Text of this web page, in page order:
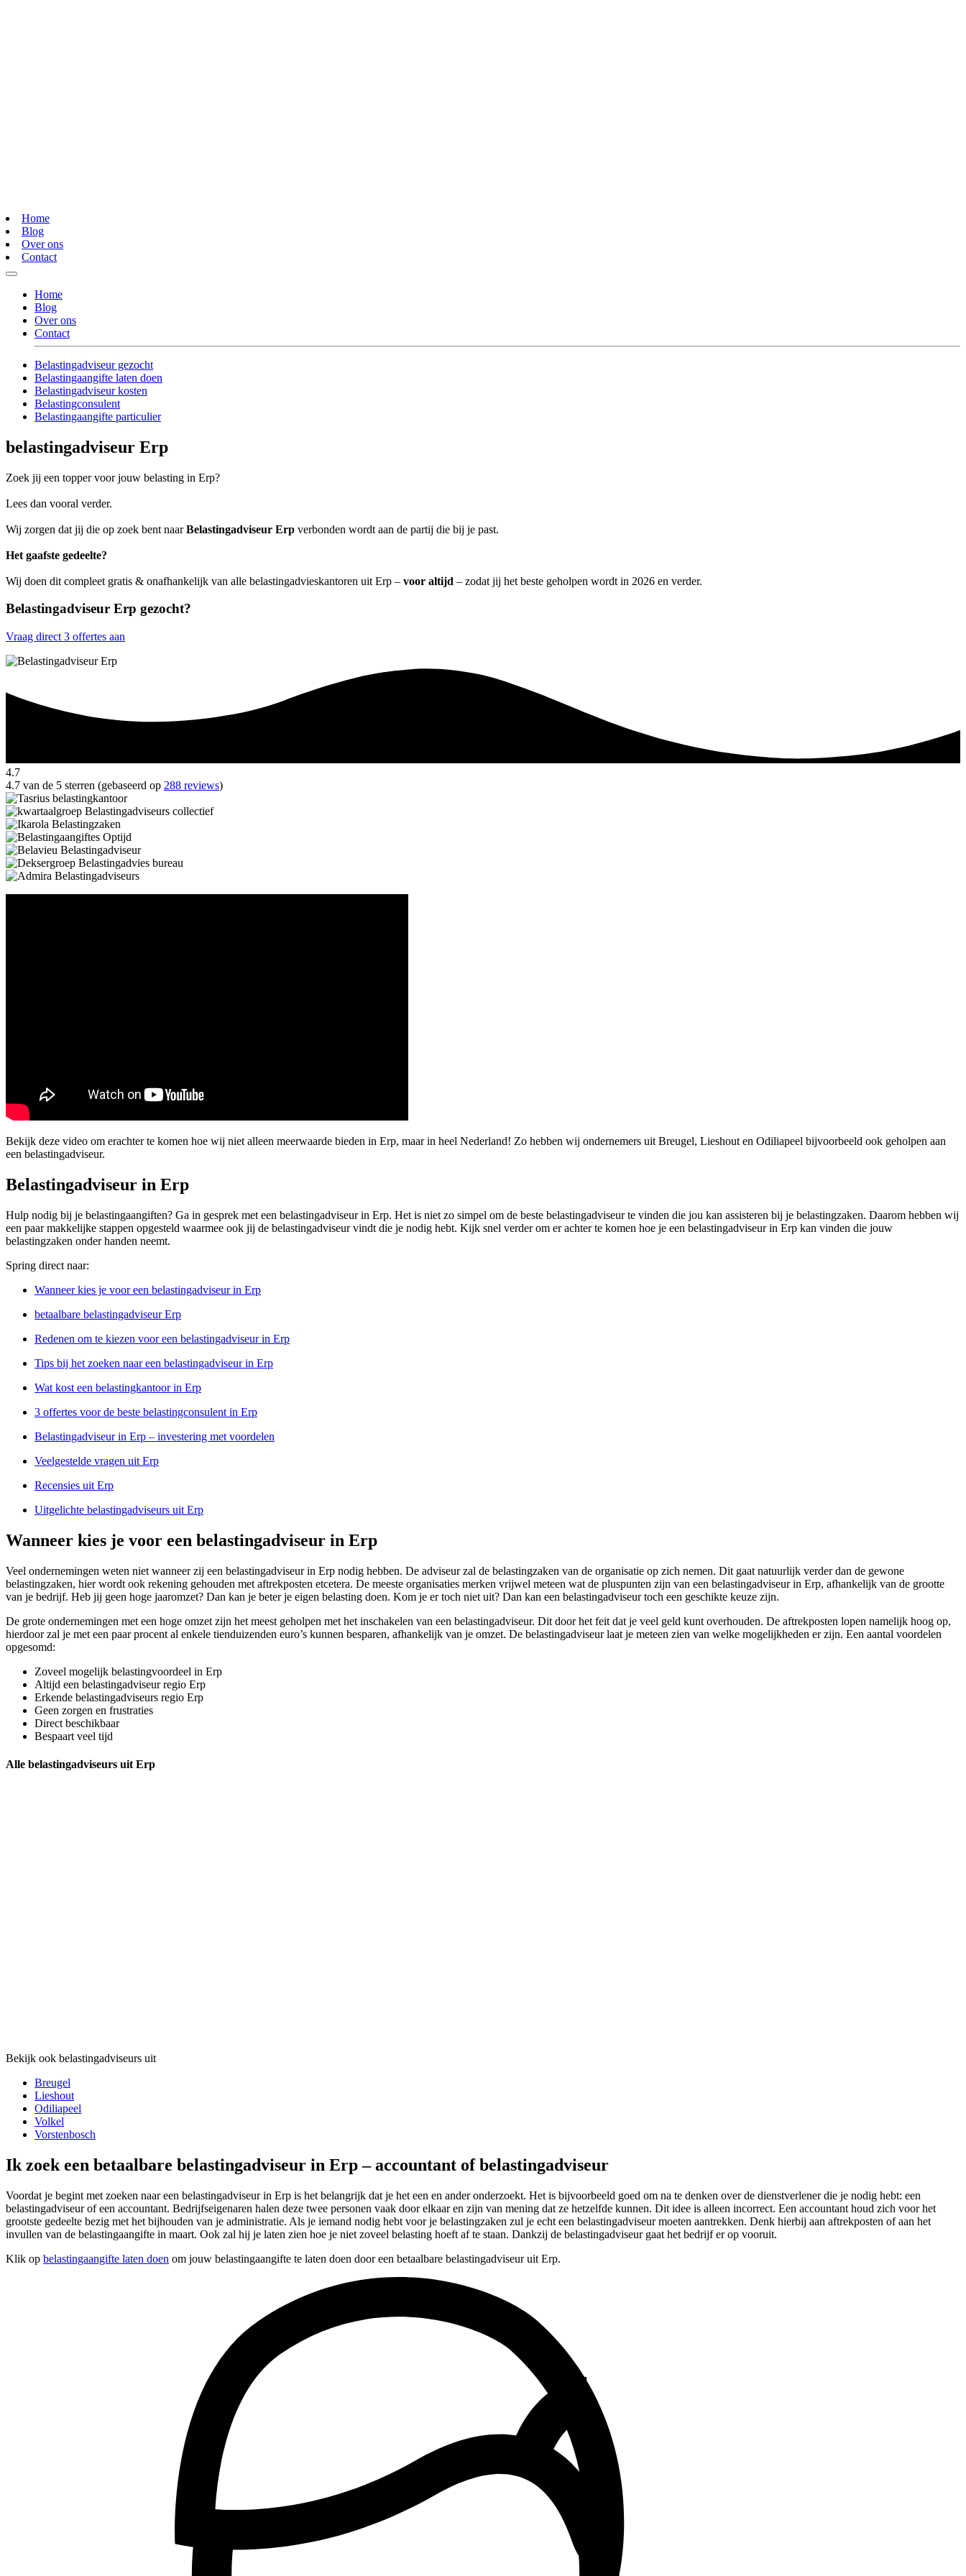
Home
Blog
Over ons
Contact
Home
Blog
Over ons
Contact
Belastingadviseur gezocht
Belastingaangifte laten doen
Belastingadviseur kosten
Belastingconsulent
Belastingaangifte particulier
belastingadviseur Erp
Zoek jij een topper voor jouw belasting in Erp?
Lees dan vooral verder.
Wij zorgen dat jij die op zoek bent naarBelastingadviseur Erp verbonden wordt aan de partij die bij je past.
Het gaafste gedeelte?
Wij doen dit compleet gratis & onafhankelijk van alle belastingadvieskantoren uit Erp – voor altijd – zodat jij het beste geholpen wordt in 2026 en verder.
Belastingadviseur Erp gezocht?
Vraag direct 3 offertes aan
4.7
4.7 van de 5 sterren (gebaseerd op 288 reviews)
Bekijk deze video om erachter te komen hoe wij niet alleen meerwaarde bieden in Erp, maar in heel Nederland! Zo hebben wij ondernemers uit Breugel, Lieshout en Odiliapeel bijvoorbeeld ook geholpen aan
een belastingadviseur.
Belastingadviseur in Erp
Hulp nodig bij je belastingaangiften? Ga in gesprek met een belastingadviseur in Erp. Het is niet zo simpel om de beste belastingadviseur te vinden die jou kan assisteren bij je belastingzaken. Daarom hebben wij
een paar makkelijke stappen opgesteld waarmee ook jij de belastingadviseur vindt die je nodig hebt. Kijk snel verder om er achter te komen hoe je een belastingadviseur in Erp kan vinden die jouw
belastingzaken onder handen neemt.
Spring direct naar:
Wanneer kies je voor een belastingadviseur in Erp
betaalbare belastingadviseur Erp
Redenen om te kiezen voor een belastingadviseur in Erp
Tips bij het zoeken naar een belastingadviseur in Erp
Wat kost een belastingkantoor in Erp
3 offertes voor de beste belastingconsulent in Erp
Belastingadviseur in Erp – investering met voordelen
Veelgestelde vragen uit Erp
Recensies uit Erp
Uitgelichte belastingadviseurs uit Erp
Wanneer kies je voor een belastingadviseur in Erp
Veel ondernemingen weten niet wanneer zij een belastingadviseur in Erp nodig hebben. De adviseur zal de belastingzaken van de organisatie op zich nemen. Dit gaat natuurlijk verder dan de gewone
belastingzaken, hier wordt ook rekening gehouden met aftrekposten etcetera. De meeste organisaties merken vrijwel meteen wat de pluspunten zijn van een belastingadviseur in Erp, afhankelijk van de grootte
van je bedrijf. Heb jij geen hoge jaaromzet? Dan kan je beter je eigen belasting doen. Kom je er toch niet uit? Dan kan een belastingadviseur toch een geschikte keuze zijn.
De grote ondernemingen met een hoge omzet zijn het meest geholpen met het inschakelen van een belastingadviseur. Dit door het feit dat je veel geld kunt overhouden. De aftrekposten lopen namelijk hoog op,
hierdoor zal je met een paar procent al enkele tienduizenden euro’s kunnen besparen, afhankelijk van je omzet. De belastingadviseur laat je meteen zien van welke mogelijkheden er zijn. Een aantal voordelen
opgesomd:
Zoveel mogelijk belastingvoordeel in Erp
Altijd een belastingadviseur regio Erp
Erkende belastingadviseurs regio Erp
Geen zorgen en frustraties
Direct beschikbaar
Bespaart veel tijd
Alle belastingadviseurs uit Erp
Bekijk ook belastingadviseurs uit
Breugel
Lieshout
Odiliapeel
Volkel
Vorstenbosch
Ik zoek een betaalbare belastingadviseur in Erp – accountant of belastingadviseur
Voordat je begint met zoeken naar een belastingadviseur in Erp is het belangrijk dat je het een en ander onderzoekt. Het is bijvoorbeeld goed om na te denken over de dienstverlener die je nodig hebt: een
belastingadviseur of een accountant. Bedrijfseigenaren halen deze twee personen vaak door elkaar en zijn van mening dat ze hetzelfde kunnen. Dit idee is alleen incorrect. Een accountant houd zich voor het
grootste gedeelte bezig met het bijhouden van je administratie. Als je iemand nodig hebt voor je belastingzaken zul je echt een belastingadviseur moeten aantrekken. Denk hierbij aan aftrekposten of aan het
invullen van de belastingaangifte in maart. Ook zal hij je laten zien hoe je niet zoveel belasting hoeft af te staan. Dankzij de belastingadviseur gaat het bedrijf er op vooruit.
Klik op belastingaangifte laten doen om jouw belastingaangifte te laten doen door een betaalbare belastingadviseur uit Erp.